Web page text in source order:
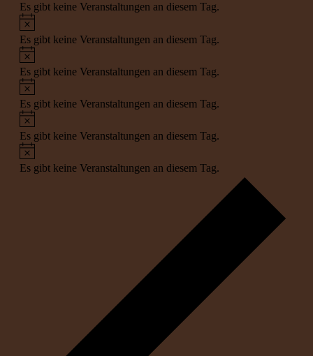
Es gibt keine Veranstaltungen an diesem Tag.
Hinweis
Es gibt keine Veranstaltungen an diesem Tag.
Hinweis
Es gibt keine Veranstaltungen an diesem Tag.
Hinweis
Es gibt keine Veranstaltungen an diesem Tag.
Hinweis
Es gibt keine Veranstaltungen an diesem Tag.
Hinweis
Es gibt keine Veranstaltungen an diesem Tag.